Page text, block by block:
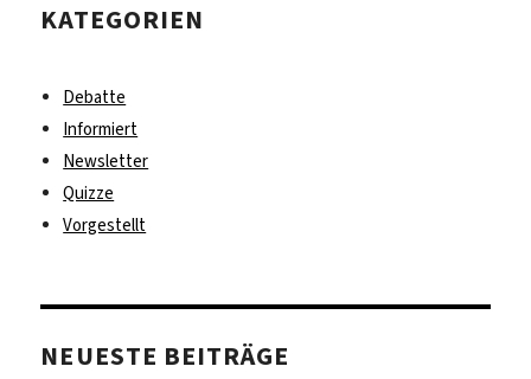
KATEGORIEN
Debatte
Informiert
Newsletter
Quizze
Vorgestellt
NEUESTE BEITRÄGE